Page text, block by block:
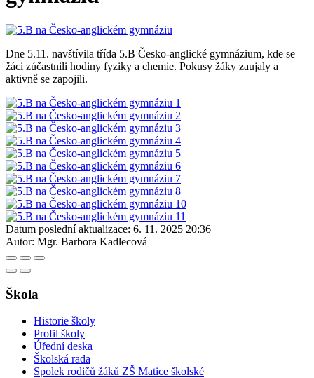
Dne 5.11. navštívila třída 5.B Česko-anglické gymnázium, kde se
žáci zúčastnili hodiny fyziky a chemie. Pokusy žáky zaujaly a
aktivně se zapojili.
Datum poslední aktualizace: 6. 11. 2025 20:36
Autor: Mgr. Barbora Kadlecová
Škola
Historie školy
Profil školy
Úřední deska
Školská rada
Spolek rodičů žáků ZŠ Matice školské